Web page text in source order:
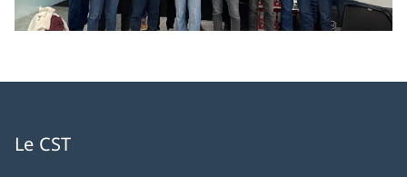
Le CST